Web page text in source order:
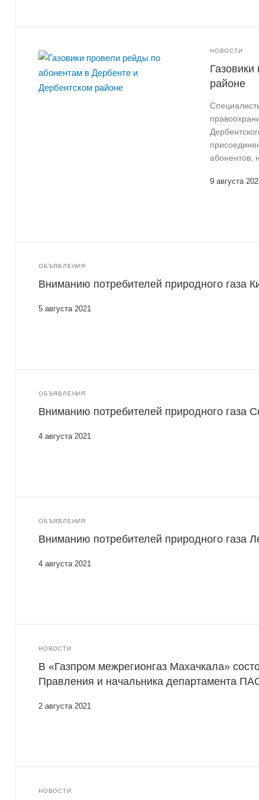
НОВОСТИ
районе
абонентов,
9 августа
ОБЪЯВЛЕНИЯ
Вниманию потребителей природного газа
5 августа 2021
ОБЪЯВЛЕНИЯ
Вниманию потребителей природного газа
4 августа 2021
ОБЪЯВЛЕНИЯ
Вниманию потребителей природного газа
4 августа 2021
НОВОСТИ
В «Газпром межрегионгаз Махачкала»
Правления и начальника департамента
2 августа 2021
НОВОСТИ